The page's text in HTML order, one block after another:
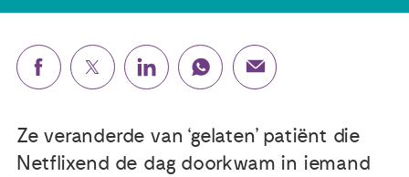
Lotgenoten
Steun ons
Ze veranderde van ‘gelaten’ patiënt die
Netflixend de dag doorkwam in iemand